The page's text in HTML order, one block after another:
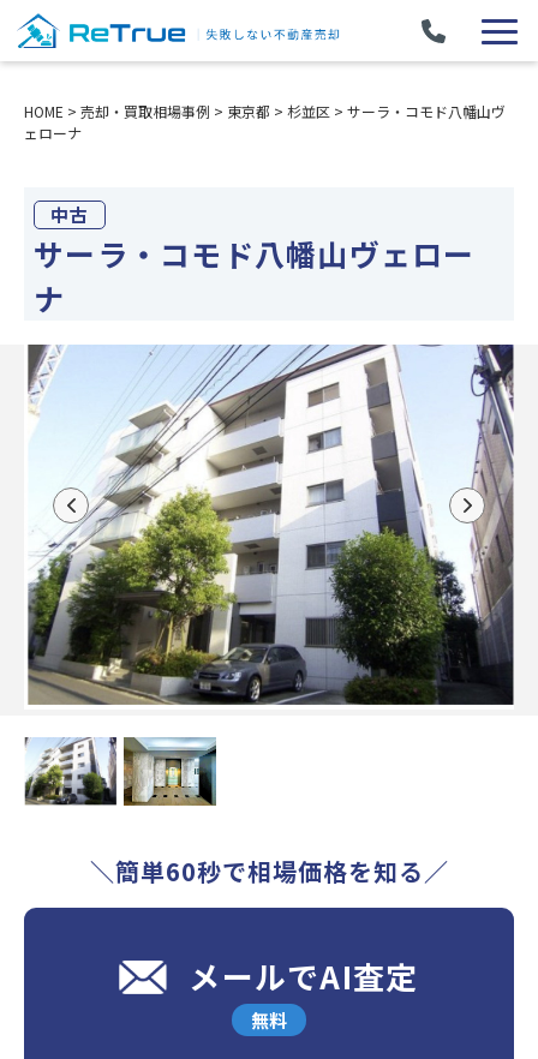
HOME > 売却・買取相場事例 > 東京都 > 杉並区 > サーラ・コモド八幡山ヴ
ェローナ
中古
サーラ・コモド八幡山ヴェロー
ナ
＼簡単60秒で相場価格を知る／
メールでAI査定
無料